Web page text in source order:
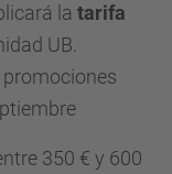
la tarifa
UB.
350 € y 600